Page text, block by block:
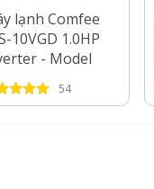
lạnh Comfee
10VGD 1.0HP
- Model
54